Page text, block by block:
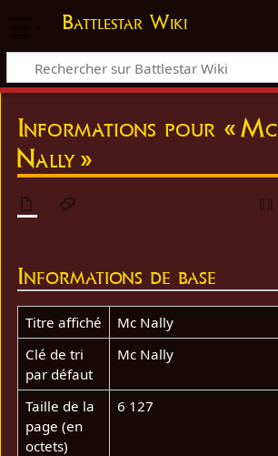
Battlestar Wiki
Informations pour « Mc
Nally »
Informations de base
Titre affiché
Mc Nally
Clé de tri
par défaut
Mc Nally
Taille de la
page (en
octets)
6 127